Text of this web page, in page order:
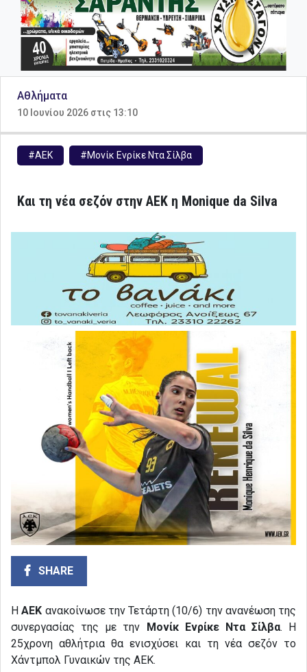
Αθλήματα
10 Ιουνίου 2026 στις 13:10
#ΑΕΚ #Μονίκ Ενρίκε Ντα Σίλβα
Και τη νέα σεζόν στην ΑΕΚ η Monique da Silva
SHARE
ΗΑΕΚ ανακοίνωσε την Τετάρτη (10/6) την ανανέωση της
συνεργασίας της με την
Μονίκ Ενρίκε Ντα Σίλβα. Η
25χρονη αθλήτρια θα ενισχύσει και τη νέα σεζόν το
Χάντμπολ Γυναικών της ΑΕΚ.